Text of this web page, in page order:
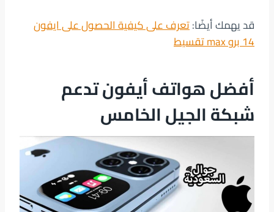
قد يهمك أيضًا:تعرف على كيفية الحصول على ايفون
14 برو max تقسيط
أفضل هواتف أيفون تدعم
شبكة الجيل الخامس